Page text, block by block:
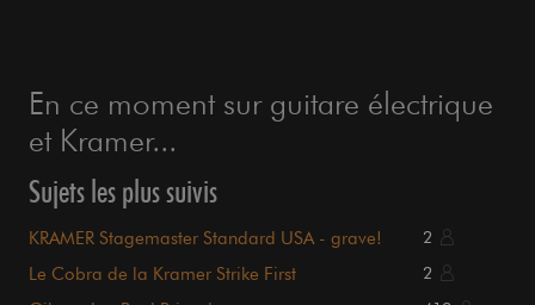
En ce moment sur guitare électrique
et Kramer...
Sujets les plus suivis
KRAMER Stagemaster Standard USA - grave! 2
Le Cobra de la Kramer Strike First 2